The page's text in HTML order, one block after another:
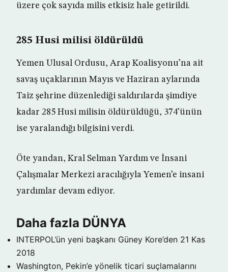
üzere çok sayıda milis etkisiz hale getirildi.
285 Husi milisi öldürüldü
Yemen Ulusal Ordusu, Arap Koalisyonu’na ait
savaş uçaklarının Mayıs ve Haziran aylarında
Taiz şehrine düzenlediği saldırılarda şimdiye
kadar 285 Husi milisin öldürüldüğü, 374’ünün
ise yaralandığı bilgisini verdi.
Öte yandan, Kral Selman Yardım ve İnsani
Çalışmalar Merkezi aracılığıyla Yemen’e insani
yardımlar devam ediyor.
Daha fazla DÜNYA
INTERPOL’ün yeni başkanı Güney Kore’den 21 Kas
2018
Washington, Pekin’e yönelik ticari suçlamalarını